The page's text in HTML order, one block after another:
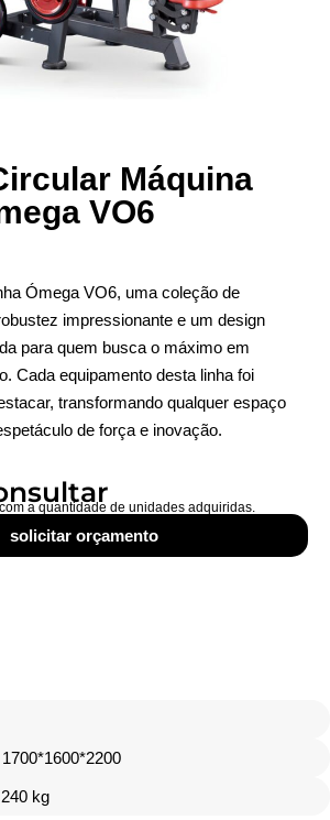
Máquina
VO6
Ómega VO6, uma coleção de
impressionante e um design
para quem busca o máximo em
Cada equipamento desta linha foi
transformando qualquer espaço
de força e inovação.
a quantidade de unidades adquiridas.
solicitar orçamento
1700*1600*2200
240 kg